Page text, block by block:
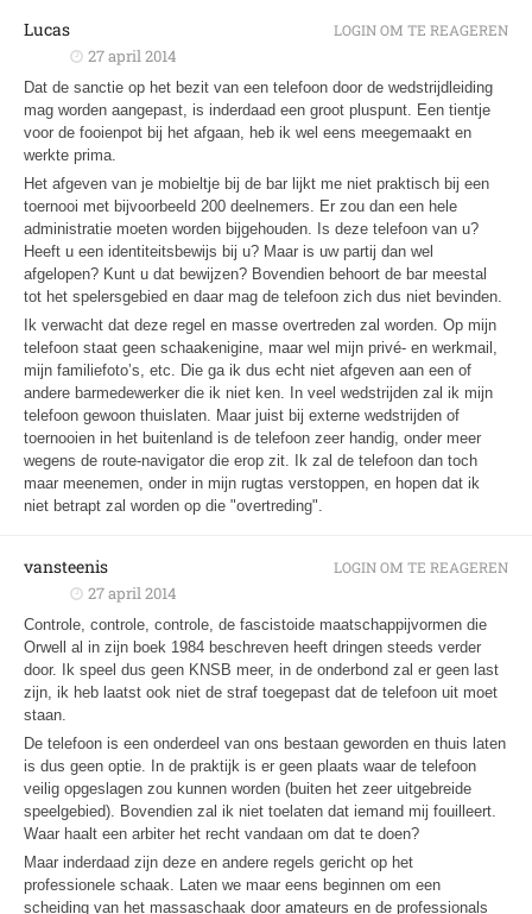
Lucas
27 april 2014
Dat de sanctie op het bezit van een telefoon door de wedstrijdleiding
mag worden aangepast, is inderdaad een groot pluspunt. Een tientje
voor de fooienpot bij het afgaan, heb ik wel eens meegemaakt en
werkte prima.
Het afgeven van je mobieltje bij de bar lijkt me niet praktisch bij een
toernooi met bijvoorbeeld 200 deelnemers. Er zou dan een hele
administratie moeten worden bijgehouden. Is deze telefoon van u?
Heeft u een identiteitsbewijs bij u? Maar is uw partij dan wel
afgelopen? Kunt u dat bewijzen? Bovendien behoort de bar meestal
tot het spelersgebied en daar mag de telefoon zich dus niet bevinden.
Ik verwacht dat deze regel en masse overtreden zal worden. Op mijn
telefoon staat geen schaakenigine, maar wel mijn privé- en werkmail,
mijn familiefoto’s, etc. Die ga ik dus echt niet afgeven aan een of
andere barmedewerker die ik niet ken. In veel wedstrijden zal ik mijn
telefoon gewoon thuislaten. Maar juist bij externe wedstrijden of
toernooien in het buitenland is de telefoon zeer handig, onder meer
wegens de route-navigator die erop zit. Ik zal de telefoon dan toch
maar meenemen, onder in mijn rugtas verstoppen, en hopen dat ik
niet betrapt zal worden op die "overtreding".
LOGIN OM TE REAGEREN
vansteenis
27 april 2014
Controle, controle, controle, de fascistoide maatschappijvormen die
Orwell al in zijn boek 1984 beschreven heeft dringen steeds verder
door. Ik speel dus geen KNSB meer, in de onderbond zal er geen last
zijn, ik heb laatst ook niet de straf toegepast dat de telefoon uit moet
staan.
De telefoon is een onderdeel van ons bestaan geworden en thuis laten
is dus geen optie. In de praktijk is er geen plaats waar de telefoon
veilig opgeslagen zou kunnen worden (buiten het zeer uitgebreide
speelgebied). Bovendien zal ik niet toelaten dat iemand mij fouilleert.
Waar haalt een arbiter het recht vandaan om dat te doen?
Maar inderdaad zijn deze en andere regels gericht op het
professionele schaak. Laten we maar eens beginnen om een
scheiding van het massaschaak door amateurs en de professionals
LOGIN OM TE REAGEREN